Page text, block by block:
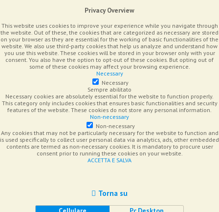
Privacy Overview
This website uses cookies to improve your experience while you navigate through
the website. Out of these, the cookies that are categorized as necessary are stored
on your browser as they are essential for the working of basic functionalities of the
website. We also use third-party cookies that help us analyze and understand how
you use this website. These cookies will be stored in your browser only with your
consent. You also have the option to opt-out of these cookies. But opting out of
some of these cookies may affect your browsing experience.
Necessary
Necessary
Sempre abilitato
Necessary cookies are absolutely essential for the website to function properly.
This category only includes cookies that ensures basic functionalities and security
features of the website. These cookies do not store any personal information.
Non-necessary
Non-necessary
Any cookies that may not be particularly necessary for the website to function and
is used specifically to collect user personal data via analytics, ads, other embedded
contents are termed as non-necessary cookies. It is mandatory to procure user
consent prior to running these cookies on your website.
ACCETTA E SALVA
Torna su